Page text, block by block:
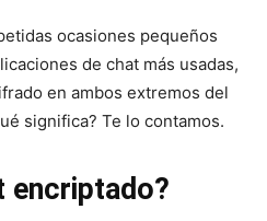
ocasiones pequeños
de chat más usadas,
en ambos extremos del
significa? Te lo contamos.
encriptado?